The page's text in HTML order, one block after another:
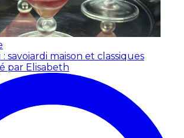
: savoiardi maison et classiques
par Elisabeth